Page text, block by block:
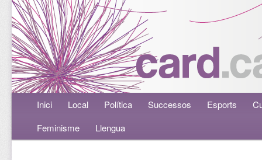
Menú principalAneu al contingut principal
Aneu al contingut secundari
Inici Local Política Successos Esports
Feminisme
Llengua